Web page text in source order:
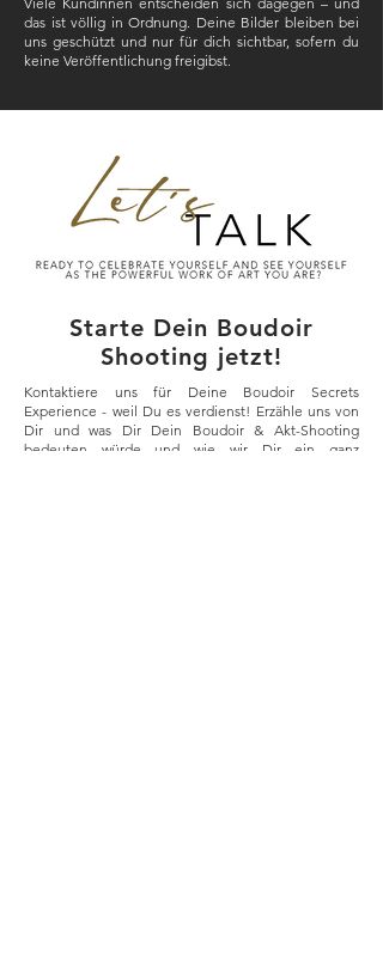
das ist völlig in Ordnung. Deine Bilder bleiben bei
uns geschützt und nur für dich sichtbar, sofern du
keine Veröffentlichung freigibst.
Starte Dein Boudoir
Shooting jetzt!
Kontaktiere uns für Deine Boudoir Secrets
Experience - weil Du es verdienst! Erzähle uns von
Dir und was Dir Dein Boudoir & Akt-Shooting
bedeuten würde und wie wir Dir ein ganz